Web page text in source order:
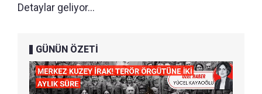
Detaylar geliyor...
GÜNÜN ÖZETİ